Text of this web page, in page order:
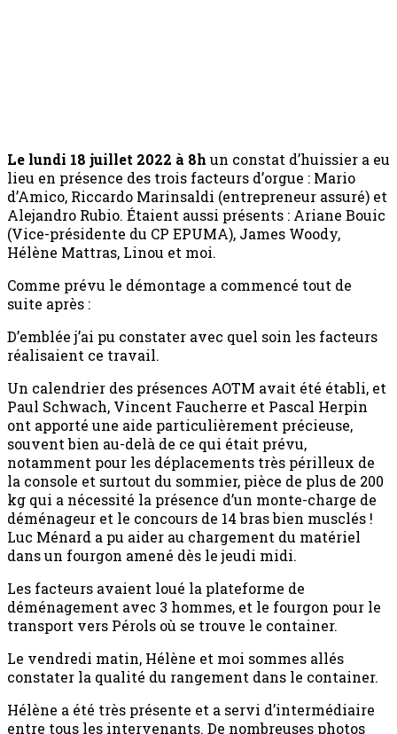
Le lundi 18 juillet 2022 à 8h un constat d’huissier a eu
lieu en présence des trois facteurs d’orgue : Mario
d’Amico, Riccardo Marinsaldi (entrepreneur assuré) et
Alejandro Rubio. Étaient aussi présents : Ariane Bouic
(Vice-présidente du CP EPUMA), James Woody,
Hélène Mattras, Linou et moi.
Comme prévu le démontage a commencé tout de
suite après :
D’emblée j’ai pu constater avec quel soin les facteurs
réalisaient ce travail.
Un calendrier des présences AOTM avait été établi, et
Paul Schwach, Vincent Faucherre et Pascal Herpin
ont apporté une aide particulièrement précieuse,
souvent bien au-delà de ce qui était prévu,
notamment pour les déplacements très périlleux de
la console et surtout du sommier, pièce de plus de 200
kg qui a nécessité la présence d’un monte-charge de
déménageur et le concours de 14 bras bien musclés !
Luc Ménard a pu aider au chargement du matériel
dans un fourgon amené dès le jeudi midi.
Les facteurs avaient loué la plateforme de
déménagement avec 3 hommes, et le fourgon pour le
transport vers Pérols où se trouve le container.
Le vendredi matin, Hélène et moi sommes allés
constater la qualité du rangement dans le container.
Hélène a été très présente et a servi d’intermédiaire
entre tous les intervenants. De nombreuses photos